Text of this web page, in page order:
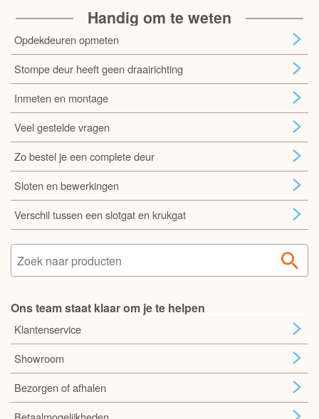
Handig om te weten
Opdekdeuren opmeten
Stompe deur heeft geen draairichting
Inmeten en montage
Veel gestelde vragen
Zo bestel je een complete deur
Sloten en bewerkingen
Verschil tussen een slotgat en krukgat
Ons team staat klaar om je te helpen
Klantenservice
Showroom
Bezorgen of afhalen